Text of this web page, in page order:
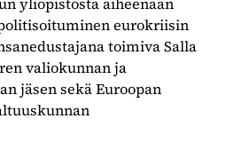
eurokriisin
toimiva Salla
valiokunnan ja
jäsen sekä Euroopan